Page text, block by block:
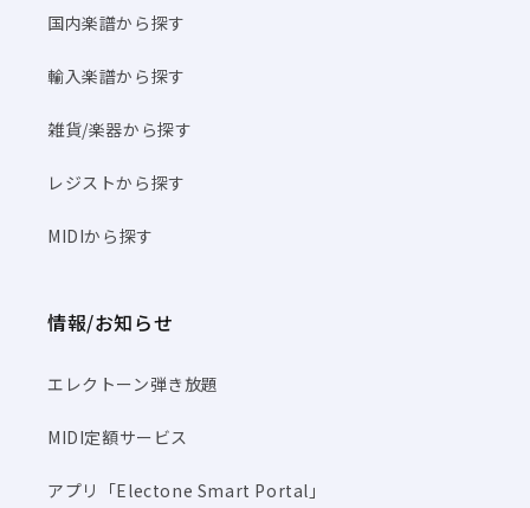
国内楽譜から探す
輸入楽譜から探す
雑貨/楽器から探す
レジストから探す
MIDIから探す
情報/お知らせ
エレクトーン弾き放題
MIDI定額サービス
アプリ「Electone Smart Portal」